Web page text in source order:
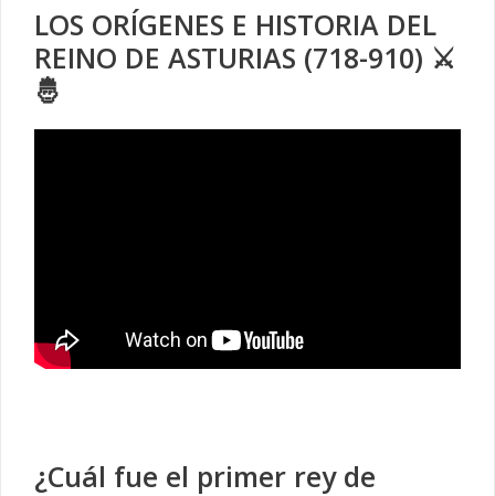
LOS ORÍGENES E HISTORIA DEL
REINO DE ASTURIAS (718-910) ⚔️
🤴
¿Cuál fue el primer rey de